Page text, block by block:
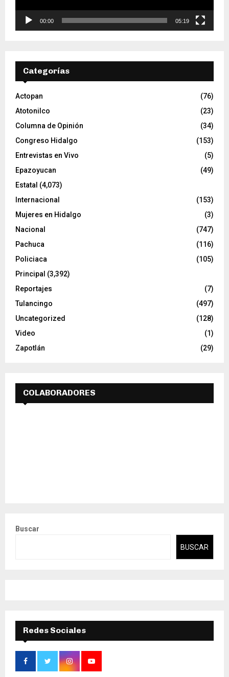
t
r
v
e
o
00:00 05:19
Categorías
Actopan
(76)
Atotonilco
(23)
Columna de Opinión
(34)
Congreso Hidalgo
(153)
Entrevistas en Vivo
(5)
Epazoyucan
(49)
Estatal (4,073)
Internacional
(153)
Mujeres en Hidalgo
(3)
Nacional
(747)
Pachuca
(116)
Policiaca
(105)
Principal (3,392)
Reportajes
(7)
Tulancingo
(497)
Uncategorized
(128)
Video
(1)
Zapotlán
(29)
COLABORADORES
Buscar
BUSCAR
Redes Sociales